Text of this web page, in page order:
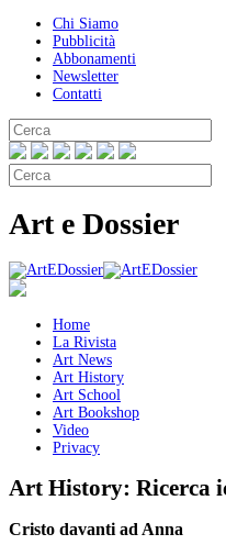
Chi Siamo
Pubblicità
Abbonamenti
Newsletter
Contatti
Art e Dossier
Home
La Rivista
Art News
Art History
Art School
Art Bookshop
Video
Privacy
Art History: Ricerca
Cristo davanti ad Anna